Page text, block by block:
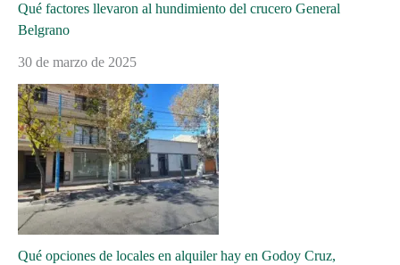
Qué factores llevaron al hundimiento del crucero General
Belgrano
30 de marzo de 2025
Qué opciones de locales en alquiler hay en Godoy Cruz,